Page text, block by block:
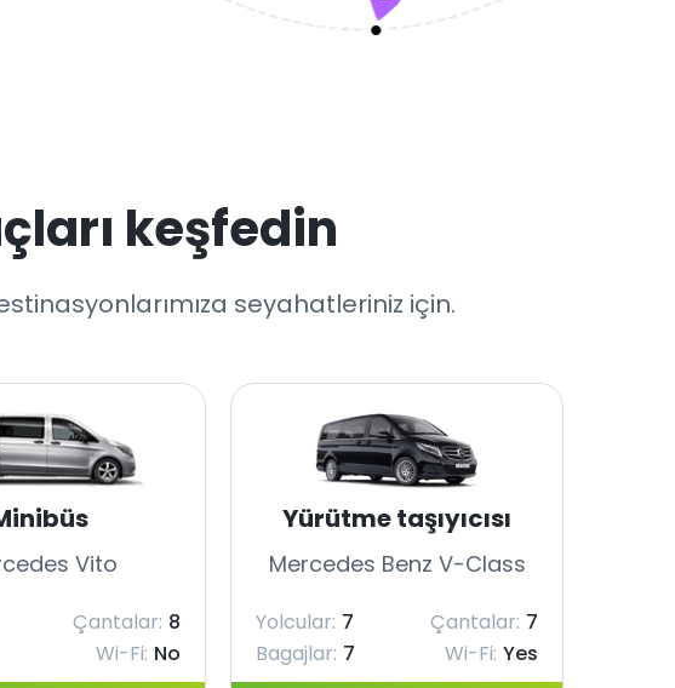
keşfedin
seyahatleriniz için.
Vito
Çantalar: 8
Wi-Fi: No
Yürütme taşıyıcısı
Mercedes Benz V-Class
Yolcular: 7 Çantalar: 7
Bagajlar: 7 Wi-Fi: Yes